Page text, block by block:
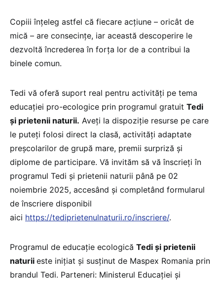
Copiii înțeleg astfel că fiecare acțiune – oricât de
mică – are consecințe, iar această descoperire le
dezvoltă încrederea în forța lor de a contribui la
binele comun.
Tedi vă oferă suport real pentru activități pe tema
educației pro-ecologice prin programul gratuit Tedi
și prietenii naturii. Aveți la dispoziție resurse pe care
le puteți folosi direct la clasă, activități adaptate
preșcolarilor de grupă mare, premii surpriză și
diplome de participare. Vă invităm să vă înscrieți în
programul Tedi şi prietenii naturii până pe 02
noiembrie 2025, accesând şi completând formularul
de înscriere disponibil
aici https://tediprietenulnaturii.ro/inscriere/.
Programul de educație ecologică Tedi şi prietenii
naturii este inițiat și susținut de Maspex Romania prin
brandul Tedi. Parteneri: Ministerul Educației și